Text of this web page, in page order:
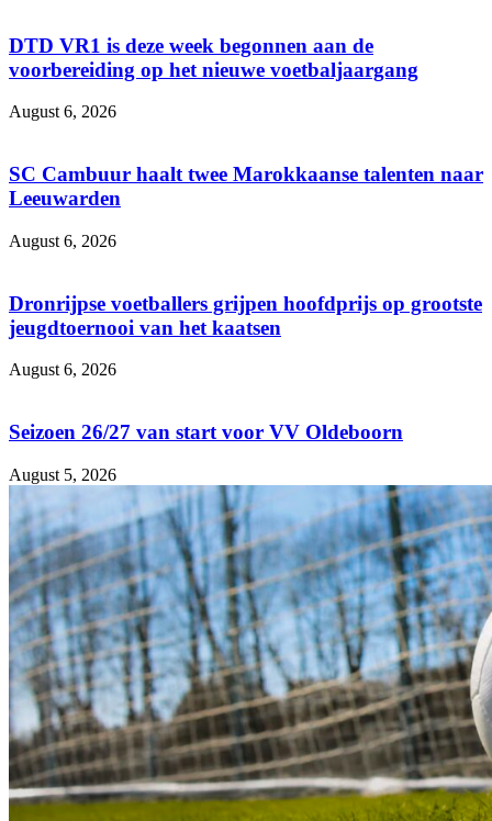
DTD VR1 is deze week begonnen aan de
voorbereiding op het nieuwe voetbaljaargang
August 6, 2026
SC Cambuur haalt twee Marokkaanse talenten naar
Leeuwarden
August 6, 2026
Dronrijpse voetballers grijpen hoofdprijs op grootste
jeugdtoernooi van het kaatsen
August 6, 2026
Seizoen 26/27 van start voor VV Oldeboorn
August 5, 2026